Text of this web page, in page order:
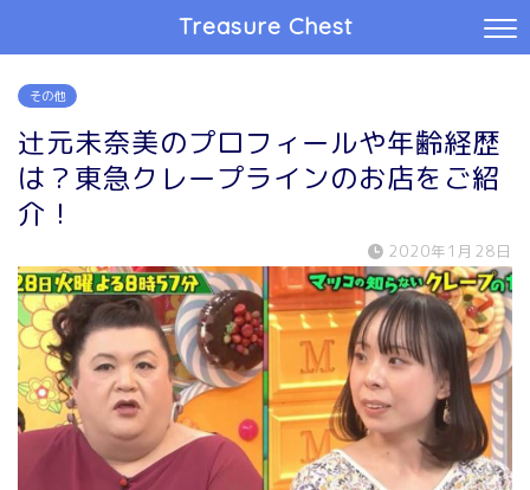
Treasure Chest
その他
辻元未奈美のプロフィールや年齢経歴
は？東急クレープラインのお店をご紹
介！
2020年1月28日